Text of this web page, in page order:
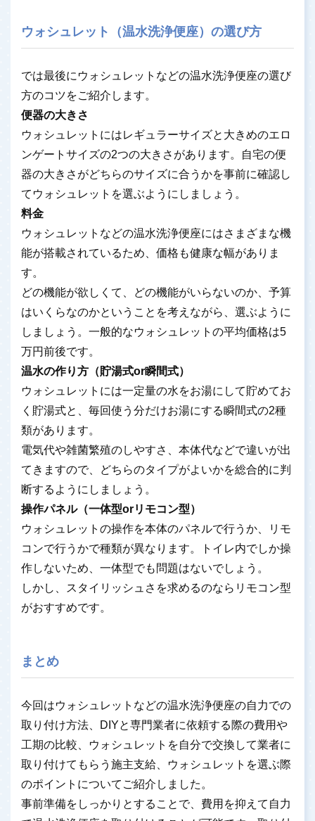
ウォシュレット（温水洗浄便座）の選び方
では最後にウォシュレットなどの温水洗浄便座の選び
方のコツをご紹介します。
便器の大きさ
ウォシュレットにはレギュラーサイズと大きめのエロ
ンゲートサイズの2つの大きさがあります。自宅の便
器の大きさがどちらのサイズに合うかを事前に確認し
てウォシュレットを選ぶようにしましょう。
料金
ウォシュレットなどの温水洗浄便座にはさまざまな機
能が搭載されているため、価格も健康な幅がありま
す。
どの機能が欲しくて、どの機能がいらないのか、予算
はいくらなのかということを考えながら、選ぶように
しましょう。一般的なウォシュレットの平均価格は5
万円前後です。
温水の作り方（貯湯式or瞬間式）
ウォシュレットには一定量の水をお湯にして貯めてお
く貯湯式と、毎回使う分だけお湯にする瞬間式の2種
類があります。
電気代や雑菌繁殖のしやすさ、本体代などで違いが出
てきますので、どちらのタイプがよいかを総合的に判
断するようにしましょう。
操作パネル（一体型orリモコン型）
ウォシュレットの操作を本体のパネルで行うか、リモ
コンで行うかで種類が異なります。トイレ内でしか操
作しないため、一体型でも問題はないでしょう。
しかし、スタイリッシュさを求めるのならリモコン型
がおすすめです。
まとめ
今回はウォシュレットなどの温水洗浄便座の自力での
取り付け方法、DIYと専門業者に依頼する際の費用や
工期の比較、ウォシュレットを自分で交換して業者に
取り付けてもらう施主支給、ウォシュレットを選ぶ際
のポイントについてご紹介しました。
事前準備をしっかりとすることで、費用を抑えて自力